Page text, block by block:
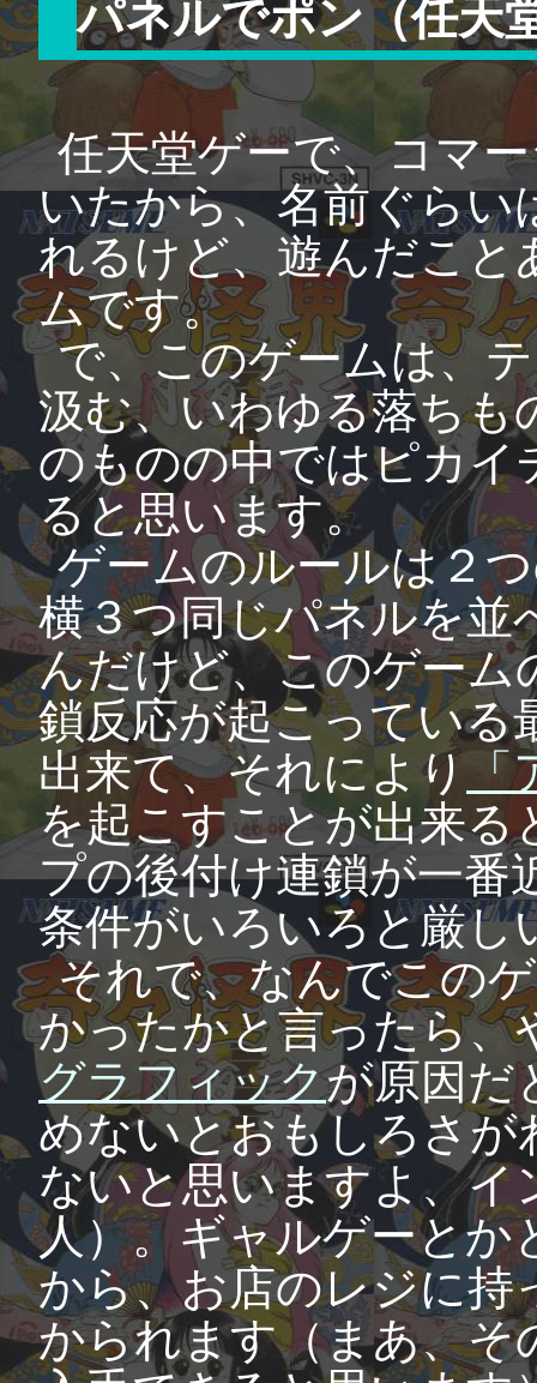
パネルでポン（任天
任天堂ゲーで、コマ
いたから、名前ぐらい
れるけど、遊んだこと
ムです。
で、このゲームは、
汲む、いわゆる落ちも
のものの中ではピカ
ると思います。
ゲームのルールは２
横３つ同じパネルを並
んだけど、このゲーム
鎖反応が起こっている
出来て、それにより
を起こすことが出来る
プの後付け連鎖が一番
条件がいろいろと厳し
それで、なんでこの
かったかと言ったら、
グラフィックが原因だ
めないとおもしろさ
ないと思いますよ、
人）。ギャルゲーとか
から、お店のレジに
かられます（まあ、そ